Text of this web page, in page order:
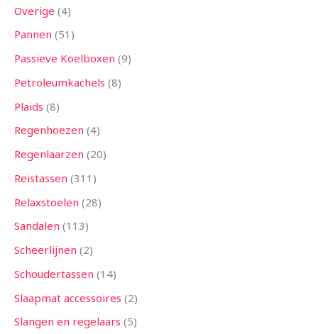
Overige 4
Pannen 51
Passieve Koelboxen 9
Petroleumkachels 8
Plaids 8
Regenhoezen 4
Regenlaarzen 20
Reistassen 311
Relaxstoelen 28
Sandalen 113
Scheerlijnen 2
Schoudertassen 14
Slaapmat accessoires 2
Slangen en regelaars 5